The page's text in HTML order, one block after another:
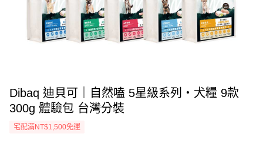
Dibaq 迪貝可｜自然嗑 5星級系列・犬糧 9款
300g 體驗包 台灣分裝
宅配滿NT$1,500免運